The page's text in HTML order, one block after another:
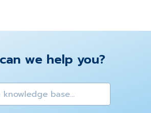
we help you?